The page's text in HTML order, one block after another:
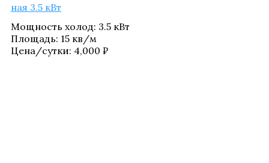
ная 3.5 кВт
Мощ­ность холод: 3.5 кВт
Пло­щадь: 15 кв/​м
Цена/​сутки: 4,000 ₽